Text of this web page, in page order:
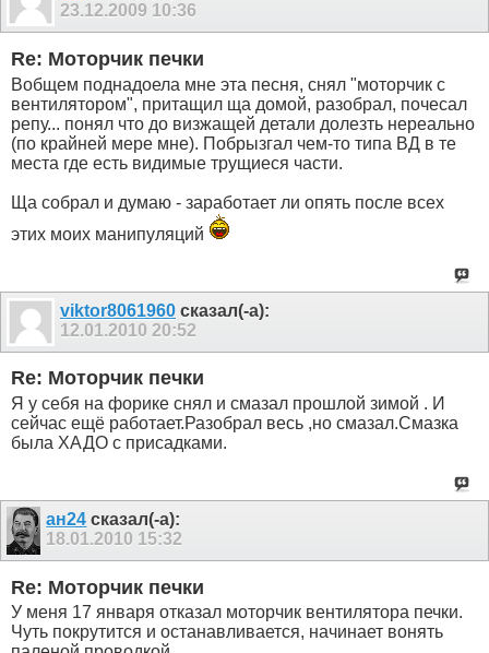
23.12.2009 10:36
Re: Моторчик печки
Вобщем поднадоела мне эта песня, снял "моторчик с
вентилятором", притащил ща домой, разобрал, почесал
репу... понял что до визжащей детали долезть нереально
(по крайней мере мне). Побрызгал чем-то типа ВД в те
места где есть видимые трущиеся части.
Ща собрал и думаю - заработает ли опять после всех
этих моих манипуляций
viktor8061960 сказал(-а):
12.01.2010 20:52
Re: Моторчик печки
Я у себя на форике снял и смазал прошлой зимой . И
сейчас ещё работает.Разобрал весь ,но смазал.Смазка
была ХАДО с присадками.
ан24 сказал(-а):
18.01.2010 15:32
Re: Моторчик печки
У меня 17 января отказал моторчик вентилятора печки.
Чуть покрутится и останавливается, начинает вонять